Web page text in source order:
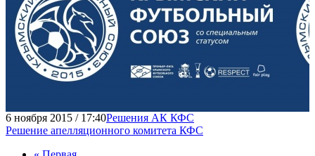
6 ноября 2015 / 17:40Решения АК КФС
Решение апелляционного комитета КФС